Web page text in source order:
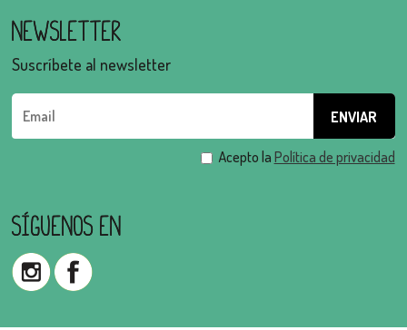
Newsletter
Suscríbete al newsletter
Acepto la Política de privacidad
Síguenos en